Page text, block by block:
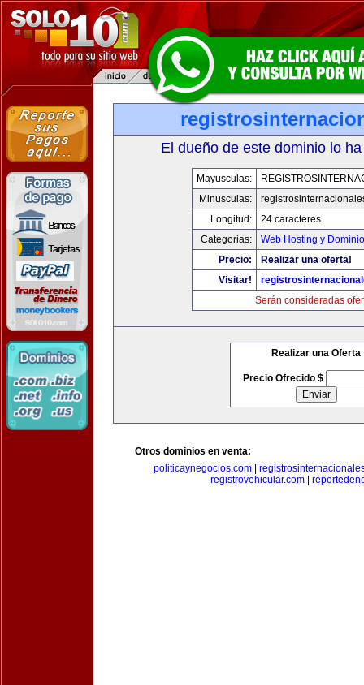
El dueño de este dominio lo
Mayusculas:
Minusculas:
Longitud:
24 caracteres
Categorias:
Web Hosting y
Precio:
Realizar una oferta!
Visitar!
Serán consideradas
Realizar una Oferta
Precio Ofrecido $
Otros dominios en venta:
politicaynegocios.com|
registrovehicular.com